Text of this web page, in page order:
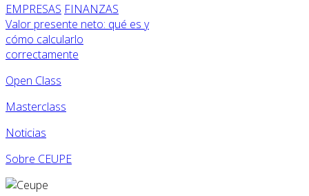
EMPRESAS FINANZAS
Valor presente neto: qué es y
cómo calcularlo
correctamente
Open Class
Masterclass
Noticias
Sobre CEUPE